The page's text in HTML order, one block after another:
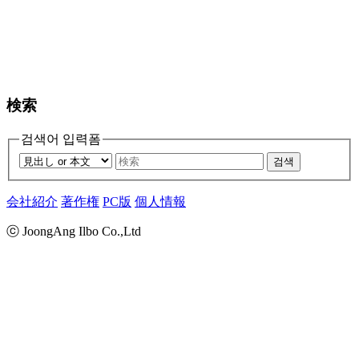
検索
검색어 입력폼
검색
会社紹介 著作権 PC版 個人情報
ⓒ JoongAng Ilbo Co.,Ltd